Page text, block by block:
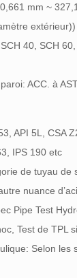
mm ~
extérieur))
40, SCH
ACC. à
API 5L, CSA
IPS 190 etc
de tuyau de
nuance
Pipe Test
Test de TPL
Selon les